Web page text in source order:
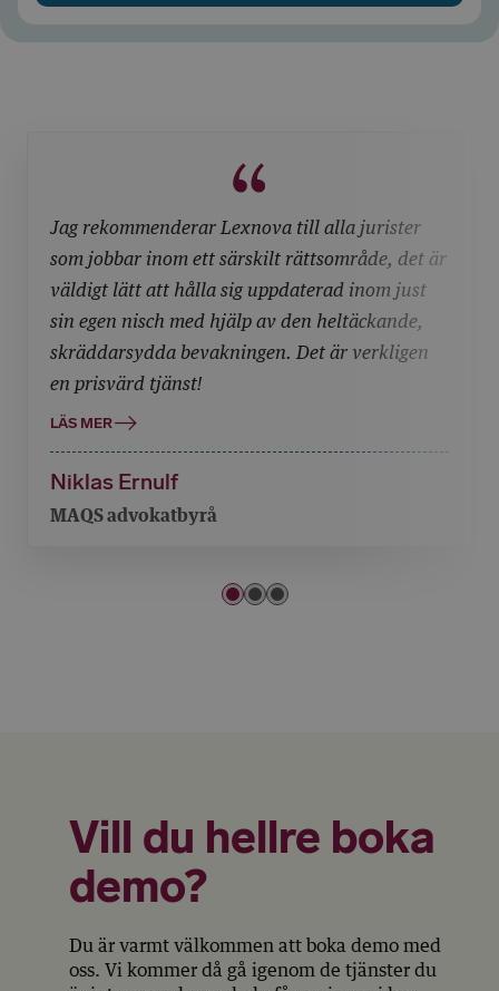
Jag rekommenderar Lexnova till alla jurister
som jobbar inom ett särskilt rättsområde, det är
väldigt lätt att hålla sig uppdaterad inom just
sin egen nisch med hjälp av den heltäckande,
skräddarsydda bevakningen. Det är verkligen
en prisvärd tjänst!
LÄS MER
Niklas Ernulf
MAQS advokatbyrå
Vill du hellre boka
demo?
Du är varmt välkommen att boka demo med
oss. Vi kommer då gå igenom de tjänster du